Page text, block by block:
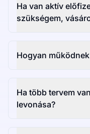
Ha van aktív
szükségem,
Hogyan
Ha több tervem
levonása?